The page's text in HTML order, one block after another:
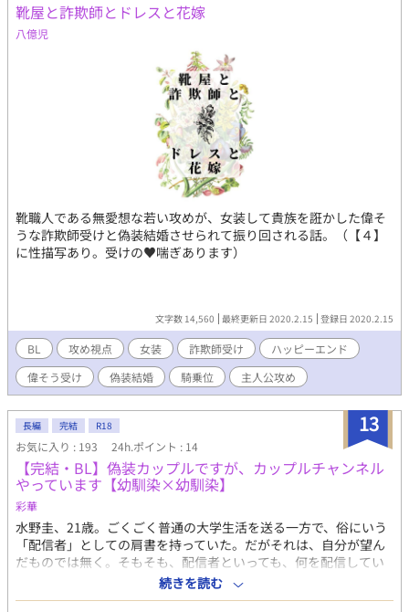
靴屋と詐欺師とドレスと花嫁
八億児
靴職人である無愛想な若い攻めが、女装して貴族を誑かした偉そ
うな詐欺師受けと偽装結婚させられて振り回される話。（【４】
に性描写あり。受けの♥喘ぎあります）
文字数 14,560 最終更新日 2020.2.15 登録日 2020.2.15
BL 攻め視点 女装 詐欺師受け
ハッピーエンド
偉そう受け
偽装結婚 騎乗位 主人公攻め
13
長編 完結 R18
お気に入り : 193 24h.ポイント : 14
【完結・BL】偽装カップルですが、カップルチャンネル
やっています【幼馴染×幼馴染】
彩華
水野圭、21歳。ごくごく普通の大学生活を送る一方で、俗にいう
「配信者」としての肩書を持っていた。だがそれは、自分が望ん
だものでは無く。そもそも、配信者といっても、何を配信してい
るのか？ 圭の投稿は、いわゆる「カップルチャンネル」と言わ
れる恋人で運営しているもので。 「どう？ 俺の自慢の彼氏なん
続きを読む